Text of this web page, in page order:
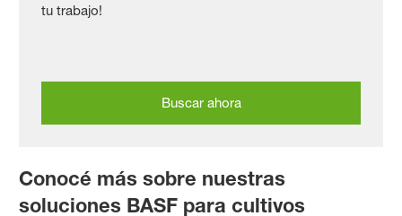
tu trabajo!
Buscar ahora
Conocé más sobre nuestras
soluciones BASF para cultivos